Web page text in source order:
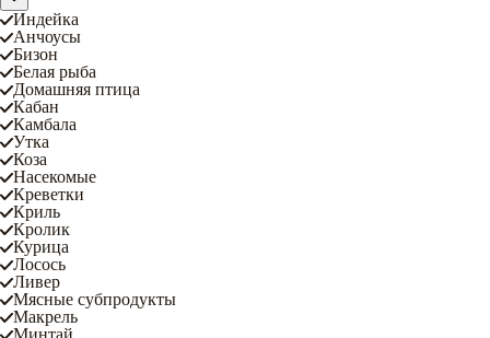
Индейка
Анчоусы
Бизон
Белая рыба
Домашняя птица
Кабан
Камбала
Утка
Коза
Насекомые
Креветки
Криль
Кролик
Курица
Лосось
Ливер
Мясные субпродукты
Макрель
Минтай